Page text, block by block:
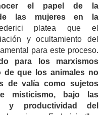
el papel de la
las mujeres en la
platea que el
y ocultamiento del
para este proceso.
para los marxismos
de que los animales no
de valía como sujetos
misticismo, bajo las
y productividad del